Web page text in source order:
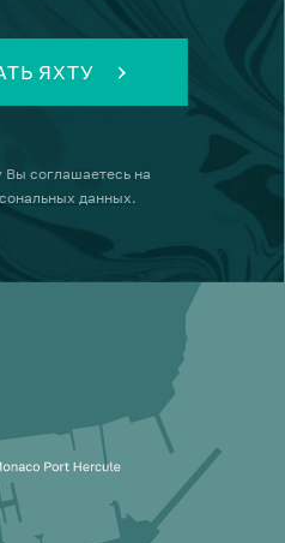
ЯХТУ
Вы соглашаетесь на
данных.